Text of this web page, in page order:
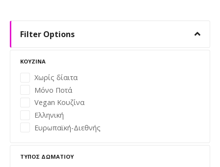
Filter Options
ΚΟΥΖΊΝΑ
Χωρίς δίαιτα
Μόνο Ποτά
Vegan Κουζίνα
Ελληνική
Ευρωπαϊκή-Διεθνής
ΤΎΠΟΣ ΔΩΜΑΤΊΟΥ